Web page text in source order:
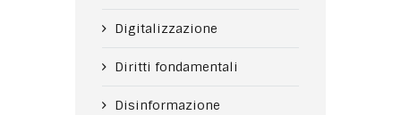
Digitalizzazione
Diritti fondamentali
Disinformazione